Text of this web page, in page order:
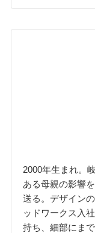
2000年生まれ。
ある母親の影響
送る。デザイン
ッドワークス入
持ち、細部にま